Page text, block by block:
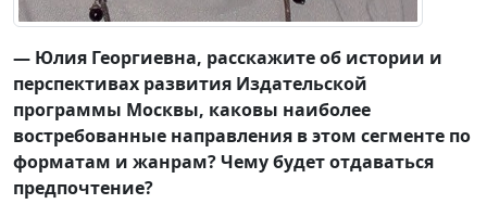
— Юлия Георгиевна, расскажите об истории и
перспективах развития Издательской
программы Москвы, каковы наиболее
востребованные направления в этом сегменте по
форматам и жанрам? Чему будет отдаваться
предпочтение?